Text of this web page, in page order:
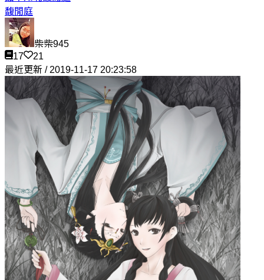
馥閒庭
柴柴945
17
21
最近更新 / 2019-11-17 20:23:58